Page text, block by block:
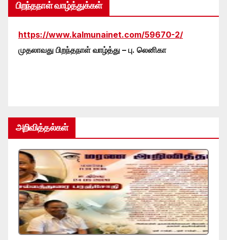
பிறந்தநாள் வாழ்த்துக்கள்
https://www.kalmunainet.com/59670-2/
முதலாவது பிறந்தநாள் வாழ்த்து – பு. லெனிகா
அறிவித்தல்கள்